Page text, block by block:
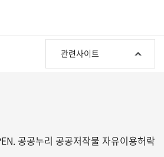
관
사
이
관련사이트